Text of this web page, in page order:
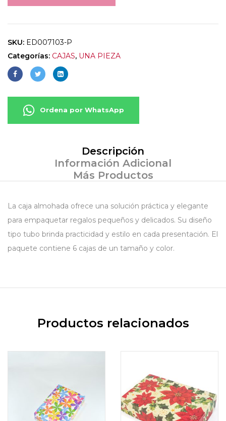
SKU: ED007103-P
Categorías: CAJAS, UNA PIEZA
Ordena por WhatsApp
Descripción
Información Adicional
Más Productos
La caja almohada ofrece una solución práctica y elegante
para empaquetar regalos pequeños y delicados. Su diseño
tipo tubo brinda practicidad y estilo en cada presentación. El
paquete contiene 6 cajas de un tamaño y color.
Productos relacionados